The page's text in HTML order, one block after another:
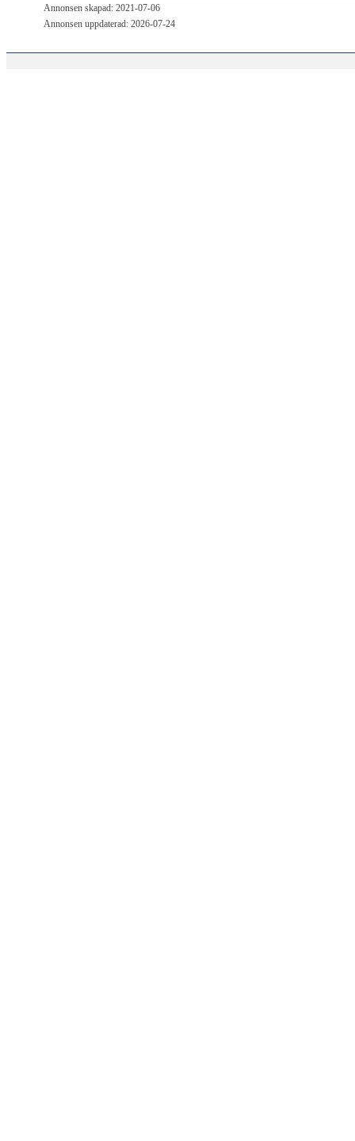
Annonsen skapad: 2021-07-06
Annonsen uppdaterad: 2026-07-24